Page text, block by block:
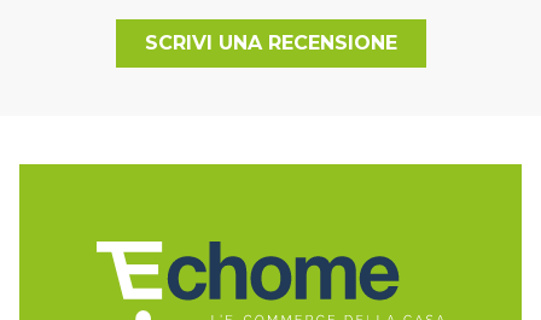
SCRIVI UNA RECENSIONE